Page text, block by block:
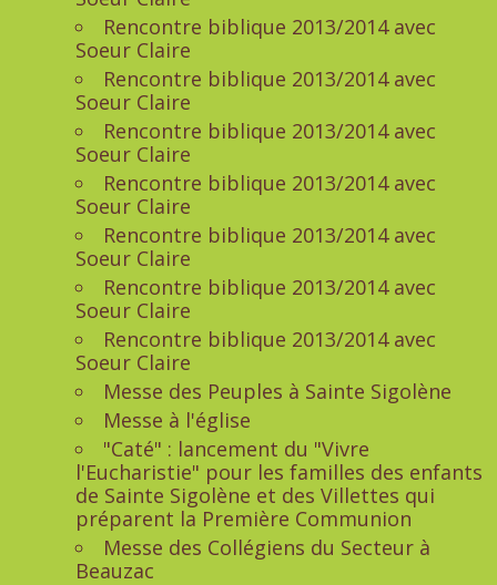
Rencontre biblique 2013/2014 avec
Soeur Claire
Rencontre biblique 2013/2014 avec
Soeur Claire
Rencontre biblique 2013/2014 avec
Soeur Claire
Rencontre biblique 2013/2014 avec
Soeur Claire
Rencontre biblique 2013/2014 avec
Soeur Claire
Rencontre biblique 2013/2014 avec
Soeur Claire
Rencontre biblique 2013/2014 avec
Soeur Claire
Messe des Peuples à Sainte Sigolène
Messe à l'église
"Caté" : lancement du "Vivre
l'Eucharistie" pour les familles des enfants
de Sainte Sigolène et des Villettes qui
préparent la Première Communion
Messe des Collégiens du Secteur à
Beauzac